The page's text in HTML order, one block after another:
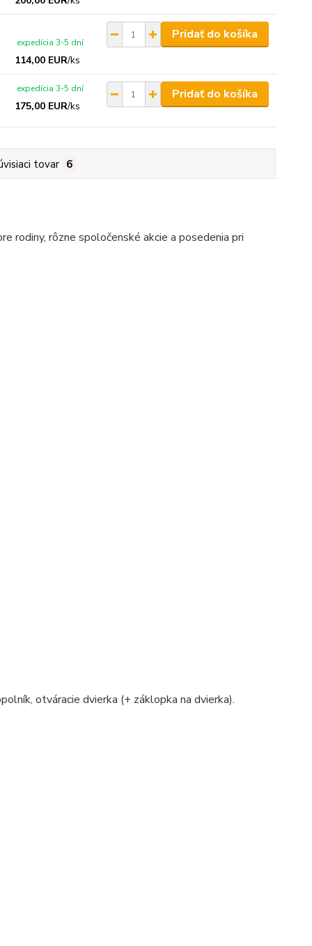
114,00 EUR/ks
expedícia 3-5 dní
Pridať do košíka
175,00 EUR/ks
expedícia 3-5 dní Pridať do košíka
tovar 6
rodiny, rôzne spoločenské akcie a posedenia pri
otváracie dvierka (+ záklopka na dvierka).